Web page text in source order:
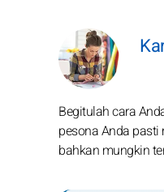
Begitulah cara
pesona Anda
bahkan mungkin